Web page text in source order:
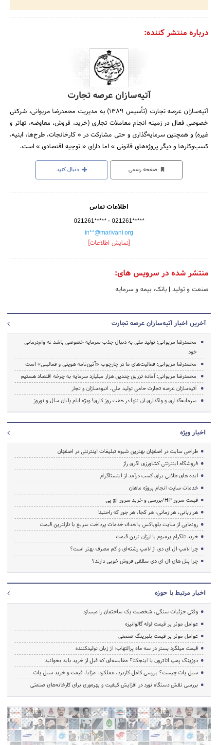
درباره منتشر کننده:
آتیه‌سازان عرصه تجارت
آتیه‌سازان عرصه تجارت (تأسیس ۱۳۸۹) به مدیریت محمدرضا مریوانی، شرکتی
خصوصی فعال در زمینه انجام معاملات تجاری (خرید، فروش، معاوضه، تهاتر و
غیره) و همچنین سرمایه‌گذاری و حتی مشارکت در « کارخانجات، طرح‌ها، ابنیه،
کسب‌وکارها و دیگر پروژه‌های قانونی » اما دارای « توجیه اقتصادی » است.
صفحه رسمی دنبال کنید
اطلاعات تماس
021261***** - 021261*****
in**@marivani.org
[نمایش اطلاعات]
منتشر شده در سرویس های:
صنعت و تولید | بانک، بیمه و سرمایه
آخرین اخبار آتیه‌سازان عرصه تجارت
محمدرضا مریوانی: تولید ملی به دنبال جذب سرمایه خصوصی باشد نه وام‌درمانی
خود
محمدرضا مریوانی:‌ فعالیت‌های ما در چارچوب «آئین‌نامه هویتی و فعالیتی» است
محمدرضا مریوانی: آماده تزریق چندین هزار میلیارد سرمایه به چرخه اقتصاد هستیم
آتیه‌سازان عرصه تجارت حامی تولید ملی، انبوه‌سازان و تجار
سرمایه‌گذاری و واگذاری آن تنها در هفت روز کاری! ویژه ایام پایان سال و نوروز
اخبار ویژه
طراحی سایت در اصفهان بهترین شیوه تبلیغات اینترنتی در اصفهان
فروشگاه اینترنتی کشاورزی اگری راز
ایده های طلایی برای کسب درآمد از اینستاگرام
خدمات سایت انجام پروژه ماهان
قیمت سرور HP/بررسی و خرید سرور اچ پی
هر زبانی، هر زمانی، هر کجا، هر جور که راحتید!
رونمایی از سایت بلوباکس با هدف خدمات پرداخت سریع با نازلترین قیمت
خرید تلگرام پرمیوم با ارزان ترین قیمت
چرا لامپ ال ای دی از لامپ رشته‌ای و کم مصرف بهتر است؟
چرا پنل های ال ای دی سقفی فروش خوبی دارند؟
اخبار مرتبط با حوزه
وقتی جزئیات سنگی، شخصیت یک ساختمان را میسازد
عوامل موثر بر قیمت لوله گالوانیزه
عوامل موثر بر قیمت بلبرینگ صنعتی
قیمت میلگرد بستر در سه ماه پرالتهاب؛ از زبان تولیدکننده
دوزینگ پمپ اتاترون یا اینجکتا؟ مقایسه‌ای که قبل از خرید باید بخوانید
سیل پات چیست؟ بررسی کامل کاربرد، عملکرد، مزایا، قیمت و خرید سیل پات
بررسی نقش دستگاه نورد در افزایش کیفیت و بهره‌وری برای کارخانه‌های صنعتی